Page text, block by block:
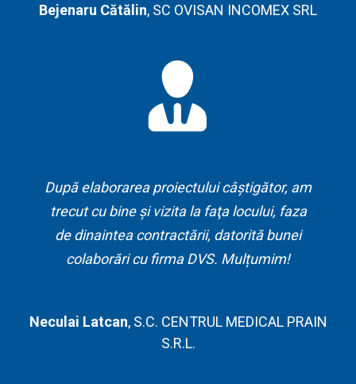
Bejenaru Cătălin, SC OVISAN INCOMEX SRL
După elaborarea proiectului câştigător, am
trecut cu bine şi vizita la faţa locului, faza
de dinaintea contractării, datorită bunei
colaborări cu firma DVS. Mulțumim!
Neculai Latcan, S.C. CENTRUL MEDICAL PRAIN
S.R.L.